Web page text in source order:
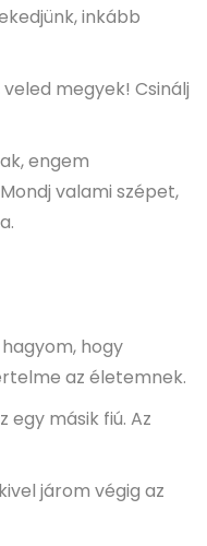
inkább
megyek! Csinálj
engem
valami szépet,
hogy
az életemnek.
egy másik fiú. Az
járom végig az